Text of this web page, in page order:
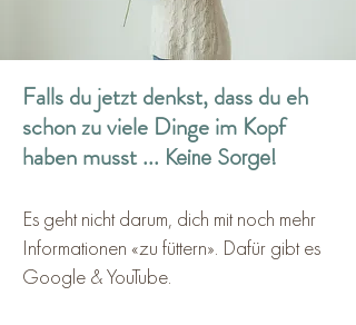
Falls du jetzt denkst, dass du eh
schon zu viele Dinge im Kopf
haben musst ... Keine Sorge!
Es geht nicht darum, dich mit noch mehr
Informationen «zu füttern». Dafür gibt es
Google & YouTube.